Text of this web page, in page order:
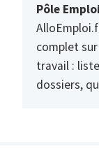
Pôle
complet
travail :
dossiers,